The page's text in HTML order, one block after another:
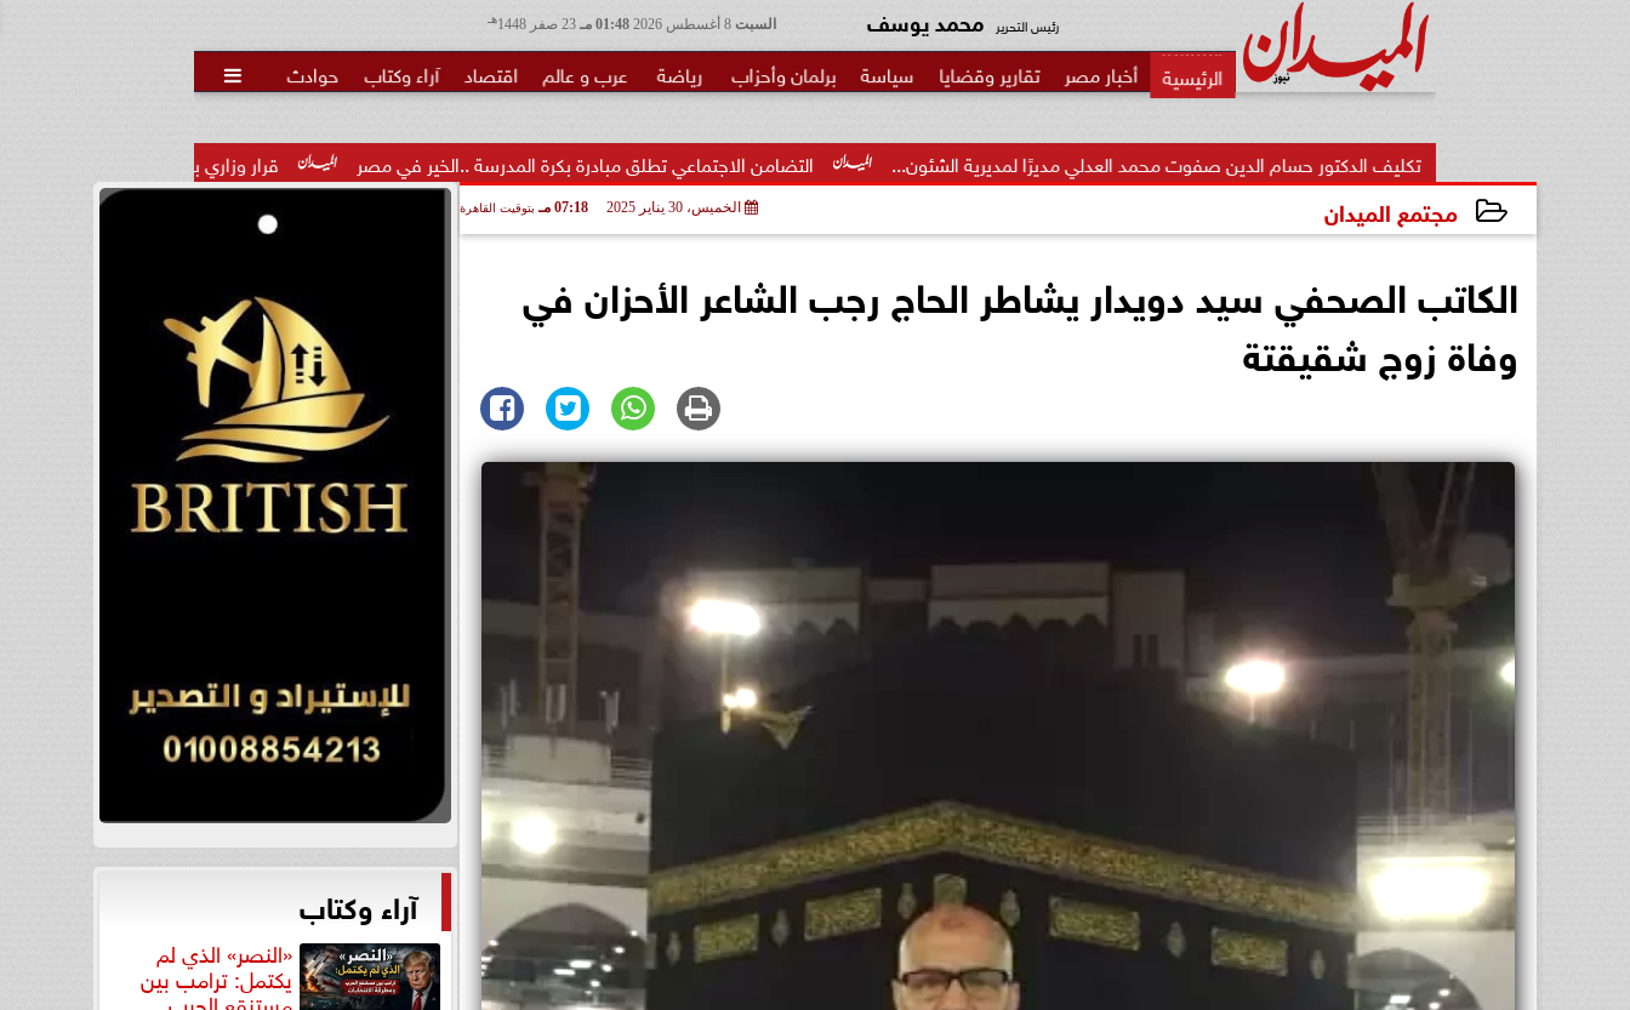
السبت 01:48 مـ هـ رئيس التحرير محمد يوسف
أخبار مصر تقارير وقضايا سياسة برلمان وأحزاب رياضة عرب و عالم اقتصاد آراء وكتاب حوادث 
قرار وزاري بتكليف الدكتور تامر عاطف مدكور مديرًا التضامن الاجتماعي تطلق مبادرة بكرة المدرسة ..الخير في مصر تكليف الدكتور حسام الدين صفوت محمد العدلي مديرًا لمديرية الشئون...
مجتمع الميدان الخميس، 30 يناير 2025 07:18 مـ بتوقيت القاهرة
الكاتب الصحفي سيد دويدار يشاطر الحاج رجب الشاعر الأحزان في
وفاة زوج شقيقتة
آراء وكتاب
«النصر» الذي لم
يكتمل: ترامب بين
مستنقع الحرب